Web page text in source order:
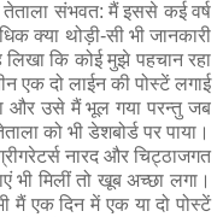
तेताला संभवत: मैं इससे कई वर्ष
क्‍या थोड़ी-सी भी जानकारी
लिखा कि कोई मुझे पहचान रहा
एक दो लाईन की पोस्‍टें लगाई
और उसे मैं भूल गया परन्‍तु जब
को भी डेशबोर्ड पर पाया।
नारद और चिट्ठाजगत
भी मिलीं तो खूब अच्‍छा लगा।
मैं एक दिन में एक या दो पोस्‍टें